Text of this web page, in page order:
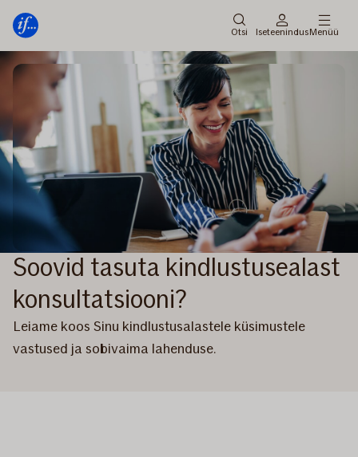
Otsi IseteenindusMenüü
Soovid tasuta kindlustusealast
konsultatsiooni?
Leiame koos Sinu kindlustusalastele küsimustele
vastused ja sobivaima lahenduse.